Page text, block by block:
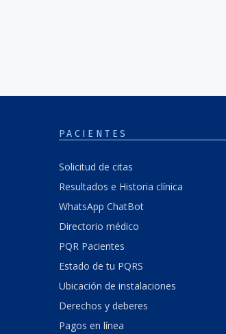
PACIENTES
Solicitud de citas
Resultados e Historia clínica
WhatsApp ChatBot
Directorio médico
PQR Pacientes
Estado de tu PQRS
Ubicación de instalaciones
Derechos y deberes
Pagos en línea